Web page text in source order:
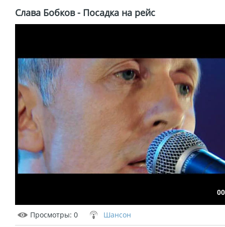
Слава Бобков - Посадка на рейс
Просмотры: 0 Шансон